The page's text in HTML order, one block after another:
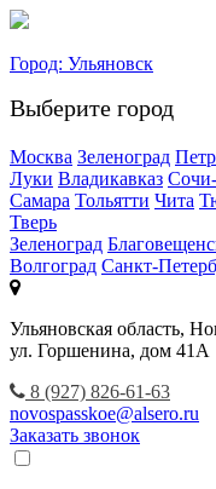
Город: Ульяновск
Выберите город
Москва Зеленоград
Луки Владикавказ
Самара Тольятти Чита
Тверь
Зеленоград
Волгоград Санкт-
Ульяновская область,
ул. Горшенина, дом 41А
8 (927) 826-61-63
novospasskoe@alsero.ru
Заказать звонок